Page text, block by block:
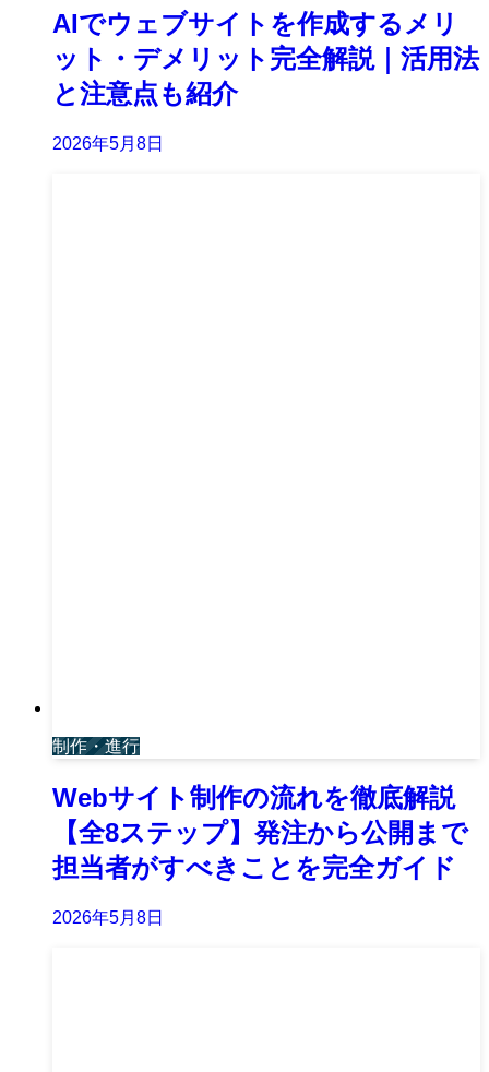
AIでウェブサイトを作成するメリ
ット・デメリット完全解説｜活用法
と注意点も紹介
2026年5月8日
制作・進行
Webサイト制作の流れを徹底解説
【全8ステップ】発注から公開まで
担当者がすべきことを完全ガイド
2026年5月8日